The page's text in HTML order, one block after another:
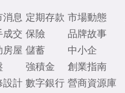
消息
成交
房屋
設計
定期存款
保險
儲蓄
強積金
數字銀行
市場動態
品牌故事
中小企
創業指南
營商資源庫